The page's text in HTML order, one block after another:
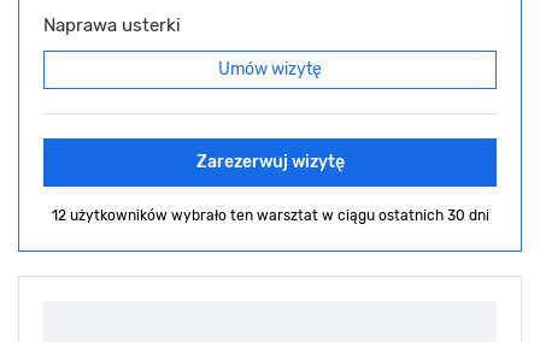
Naprawa usterki
Umów wizytę
Zarezerwuj wizytę
12 użytkowników wybrało ten warsztat w ciągu ostatnich 30 dni